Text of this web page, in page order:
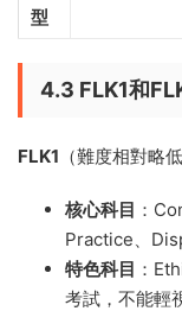
型
4.3 FLK1和
FLK1 （難度相對略
核心科目 ：
Practice、
特色科目 ：
考試，不能輕